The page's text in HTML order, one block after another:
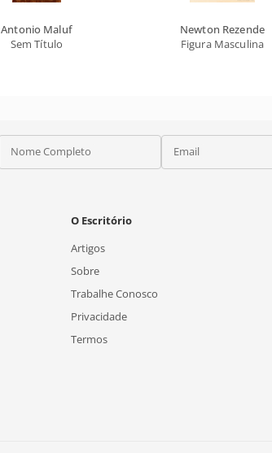
Antonio Maluf
Sem Título
Newton Rezende
Figura Masculina
Nome Completo Email
O Escritório
Artigos
Sobre
Trabalhe Conosco
Privacidade
Termos